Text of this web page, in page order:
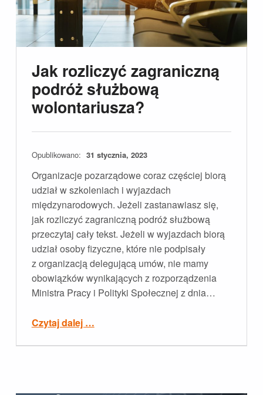
Jak rozliczyć zagraniczną
podróż służbową
wolontariusza?
Opublikowano: 31 stycznia, 2023
Organizacje pozarządowe coraz częściej biorą
udział w szkoleniach i wyjazdach
międzynarodowych. Jeżeli zastanawiasz się,
jak rozliczyć zagraniczną podróż służbową
przeczytaj cały tekst. Jeżeli w wyjazdach biorą
udział osoby fizyczne, które nie podpisały
z organizacją delegującą umów, nie mamy
obowiązków wynikających z rozporządzenia
Ministra Pracy i Polityki Społecznej z dnia…
Czytaj dalej …